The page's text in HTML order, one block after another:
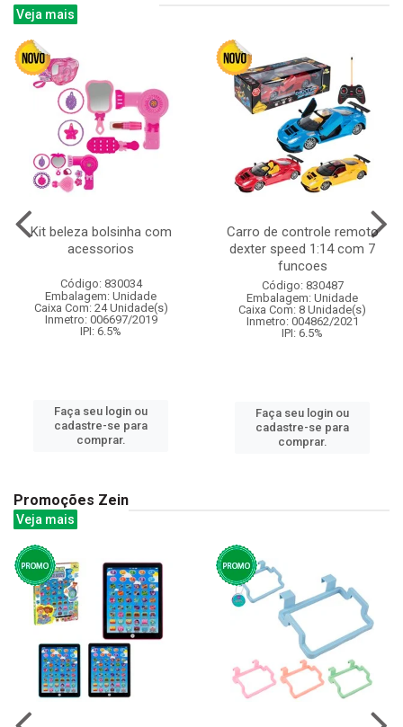
Veja mais
Kit beleza bolsinha com
acessorios
Código: 830034
Embalagem: Unidade
Caixa Com: 24 Unidade(s)
Inmetro: 006697/2019
IPI: 6.5%
Faça seu login ou
cadastre-se para
comprar.
Carro de controle remoto
dexter speed 1:14 com 7
funcoes
Código: 830487
Embalagem: Unidade
Caixa Com: 8 Unidade(s)
Inmetro: 004862/2021
IPI: 6.5%
Faça seu login ou
cadastre-se para
comprar.
Promoções Zein
Veja mais